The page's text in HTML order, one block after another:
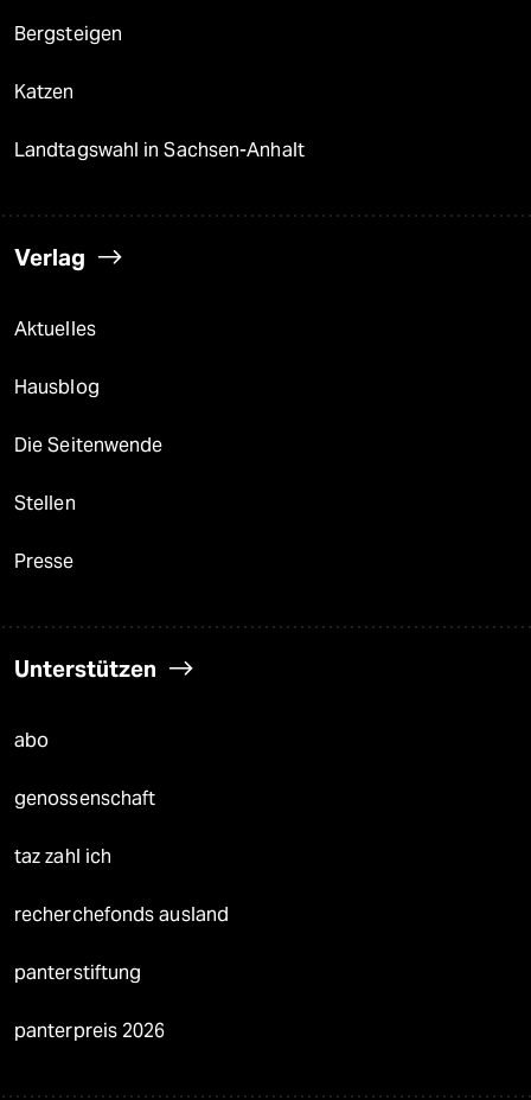
Bergsteigen
Katzen
Landtagswahl in Sachsen-Anhalt
Verlag
Aktuelles
Hausblog
Die Seitenwende
Stellen
Presse
Unterstützen
abo
genossenschaft
taz zahl ich
recherchefonds ausland
panterstiftung
panterpreis 2026